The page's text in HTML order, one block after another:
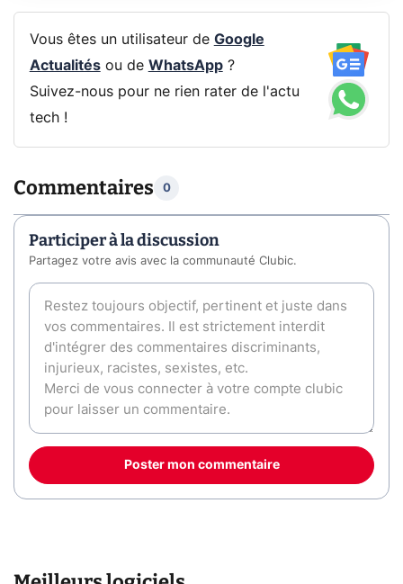
Vous êtes un utilisateur de Google
Actualitésou de WhatsApp?
Suivez-nous pour ne rien rater de l'actu
tech !
Commentaires 0
Participer à la discussion
Partagez votre avis avec la communauté Clubic.
Poster mon commentaire